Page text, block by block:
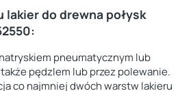
do drewna połysk
pneumatycznym lub
pędzlem lub przez polewanie.
co najmniej dwóch warstw lakieru